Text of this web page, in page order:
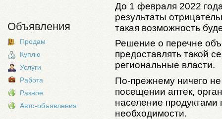
Объявления
Продам
Куплю
Услуги
Работа
Разное
Авто-объявления
До 1 февраля 2022
результаты
такая возможность
Решение о перечне
предоставлять такой
региональные власти.
По‑прежнему ничего
посещении аптек,
население
необходимости.